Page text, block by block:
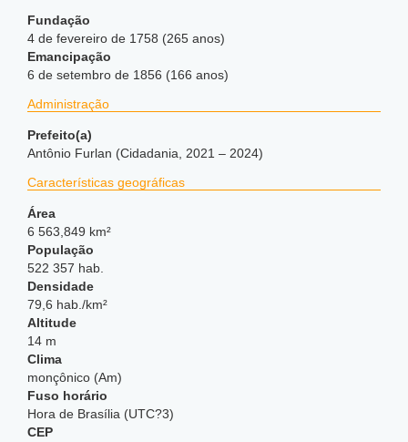
Fundação
4 de fevereiro de 1758 (265 anos)
Emancipação
6 de setembro de 1856 (166 anos)
Administração
Prefeito(a)
Antônio Furlan (Cidadania, 2021 – 2024)
Características geográficas
Área
6 563,849 km²
População
522 357 hab.
Densidade
79,6 hab./km²
Altitude
14 m
Clima
monçônico (Am)
Fuso horário
Hora de Brasília (UTC?3)
CEP